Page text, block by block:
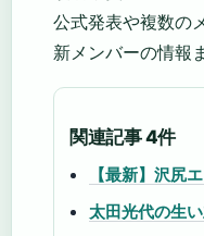
公式発表や複数の
新メンバーの情報
関連記事 4件
【最新】沢尻
太田光代の生